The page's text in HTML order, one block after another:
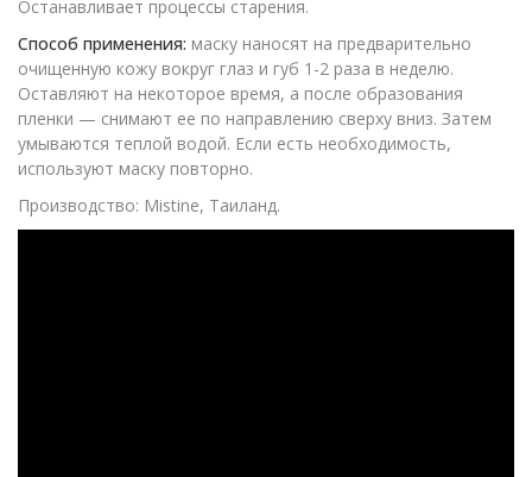
Останавливает процессы старения.
Способ применения: маску наносят на предварительно
очищенную кожу вокруг глаз и губ 1-2 раза в неделю.
Оставляют на некоторое время, а после образования
пленки — снимают ее по направлению сверху вниз. Затем
умываются теплой водой. Если есть необходимость,
используют маску повторно.
Производство: Mistine, Таиланд.